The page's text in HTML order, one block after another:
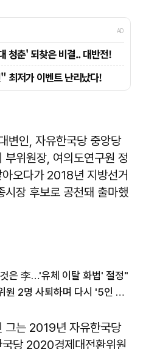
변인, 자유한국당 중앙당
위원장, 여의도연구원 정
오다가 2018년 지방선거
시장 후보로 공천돼 출마했
은 李…'유체 이탈 화법' 절정"
국민의힘 윤리위 또 내홍…위원 2명 사퇴하며 다시 '5인 체제'
그는 2019년 자유한국당
당 2020경제대전환위원